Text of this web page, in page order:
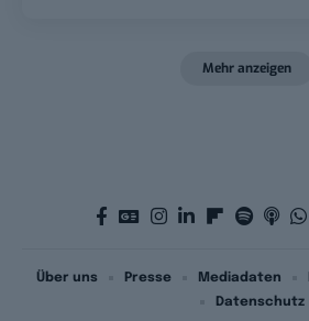
Mehr anzeigen
Über uns Presse Mediadaten
Datenschutz